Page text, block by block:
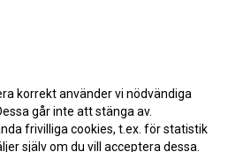
korrekt använder vi nödvändiga
går inte att stänga av.
frivilliga cookies, t.ex. för statistik
själv om du vill acceptera dessa.